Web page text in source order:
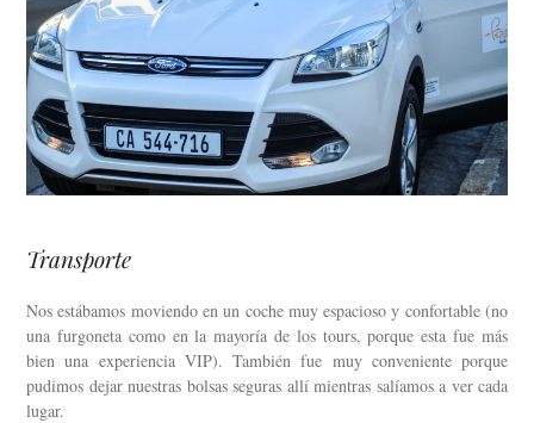
Transporte
Nos estábamos moviendo en un coche muy espacioso y confortable (no
una furgoneta como en la mayoría de los tours, porque esta fue más
bien una experiencia VIP). También fue muy conveniente porque
pudimos dejar nuestras bolsas seguras allí mientras salíamos a ver cada
lugar.